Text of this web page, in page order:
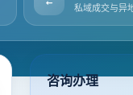
私域成交与异
咨询办理